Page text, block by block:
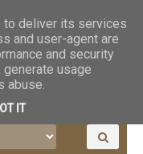
to deliver its services
and user-agent are
and security
usage
abuse.
IT